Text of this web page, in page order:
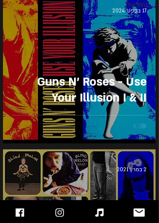
The Wiz
Guns N' Roses - Use
Your Illusion I & II
17 בספט׳ 2024
2 במרץ 2021